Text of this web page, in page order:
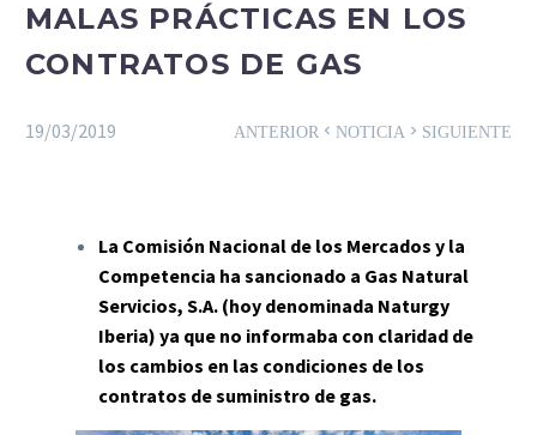
MALAS PRÁCTICAS EN LOS
CONTRATOS DE GAS
ANTERIOR NOTICIASIGUIENTE
19/03/2019
La Comisión Nacional de los Mercados y la
Competencia ha sancionado a Gas Natural
Servicios, S.A. (hoy denominada Naturgy
Iberia) ya que no informaba con claridad de
los cambios en las condiciones de los
contratos de suministro de gas.